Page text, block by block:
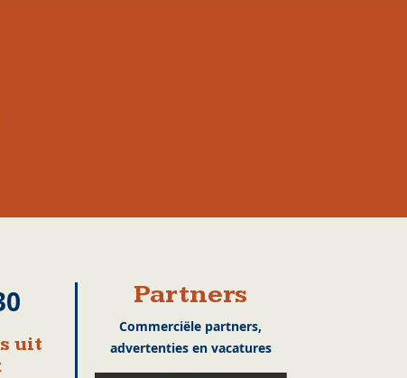
uit
Partners
Commerciële partners,
advertenties en vacatures